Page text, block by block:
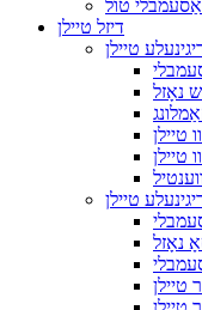
טול
דיזל טיילן
טיילן
נאָזל
טיילן
טיילן
טיילן
נאָזל